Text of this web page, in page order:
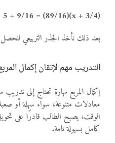
(x + 3/4)
5 + 9/16 = (89/16)
بعد ذلك نأخذ الجذر التربيعي
التدريب مهم لإتقان إكمال
إكمال المربع مهارة تحتاج إلى
معادلات متنوعة، سواء سهلة أو
الوقت، يصبح الطالب قادرًا على
كامل بسهولة تامة.